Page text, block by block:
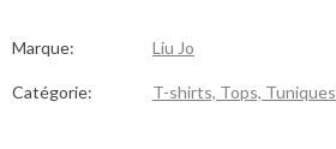
Marque: Liu Jo
Catégorie: T-shirts, Tops, Tuniques